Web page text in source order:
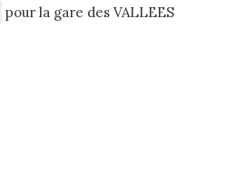
pour la gare des VALLEES